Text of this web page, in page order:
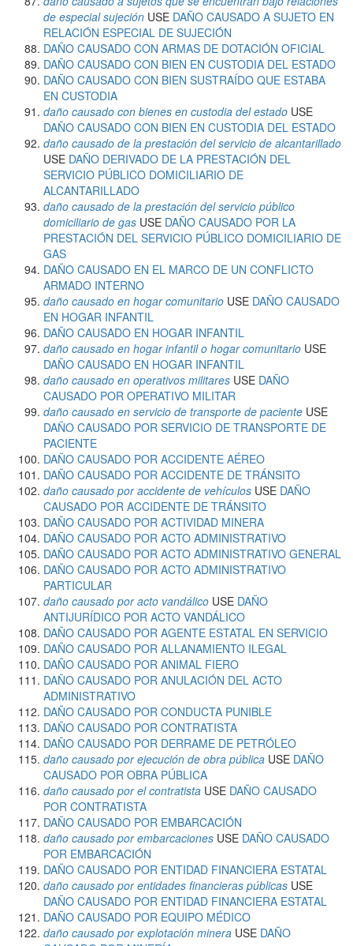
de especial sujeción USE DAÑO CAUSADO A SUJETO EN
RELACIÓN ESPECIAL DE SUJECIÓN
DAÑO CAUSADO CON ARMAS DE DOTACIÓN OFICIAL
DAÑO CAUSADO CON BIEN EN CUSTODIA DEL ESTADO
DAÑO CAUSADO CON BIEN SUSTRAÍDO QUE ESTABA
EN CUSTODIA
daño causado con bienes en custodia del estado USE
DAÑO CAUSADO CON BIEN EN CUSTODIA DEL ESTADO
daño causado de la prestación del servicio de alcantarillado
USE DAÑO DERIVADO DE LA PRESTACIÓN DEL
SERVICIO PÚBLICO DOMICILIARIO DE
ALCANTARILLADO
daño causado de la prestación del servicio público
domiciliario de gas USE DAÑO CAUSADO POR LA
PRESTACIÓN DEL SERVICIO PÚBLICO DOMICILIARIO DE
GAS
DAÑO CAUSADO EN EL MARCO DE UN CONFLICTO
ARMADO INTERNO
daño causado en hogar comunitario USE DAÑO CAUSADO
EN HOGAR INFANTIL
DAÑO CAUSADO EN HOGAR INFANTIL
daño causado en hogar infantil o hogar comunitario USE
DAÑO CAUSADO EN HOGAR INFANTIL
daño causado en operativos militares USE DAÑO
CAUSADO POR OPERATIVO MILITAR
daño causado en servicio de transporte de paciente USE
DAÑO CAUSADO POR SERVICIO DE TRANSPORTE DE
PACIENTE
DAÑO CAUSADO POR ACCIDENTE AÉREO
DAÑO CAUSADO POR ACCIDENTE DE TRÁNSITO
daño causado por accidente de vehículos USE DAÑO
CAUSADO POR ACCIDENTE DE TRÁNSITO
DAÑO CAUSADO POR ACTIVIDAD MINERA
DAÑO CAUSADO POR ACTO ADMINISTRATIVO
DAÑO CAUSADO POR ACTO ADMINISTRATIVO GENERAL
DAÑO CAUSADO POR ACTO ADMINISTRATIVO
PARTICULAR
daño causado por acto vandálico USE DAÑO
ANTIJURÍDICO POR ACTO VANDÁLICO
DAÑO CAUSADO POR AGENTE ESTATAL EN SERVICIO
DAÑO CAUSADO POR ALLANAMIENTO ILEGAL
DAÑO CAUSADO POR ANIMAL FIERO
DAÑO CAUSADO POR ANULACIÓN DEL ACTO
ADMINISTRATIVO
DAÑO CAUSADO POR CONDUCTA PUNIBLE
DAÑO CAUSADO POR CONTRATISTA
DAÑO CAUSADO POR DERRAME DE PETRÓLEO
daño causado por ejecución de obra pública USE DAÑO
CAUSADO POR OBRA PÚBLICA
daño causado por el contratista USE DAÑO CAUSADO
POR CONTRATISTA
DAÑO CAUSADO POR EMBARCACIÓN
daño causado por embarcaciones USE DAÑO CAUSADO
POR EMBARCACIÓN
DAÑO CAUSADO POR ENTIDAD FINANCIERA ESTATAL
daño causado por entidades financieras públicas USE
DAÑO CAUSADO POR ENTIDAD FINANCIERA ESTATAL
DAÑO CAUSADO POR EQUIPO MÉDICO
daño causado por explotación minera USE DAÑO